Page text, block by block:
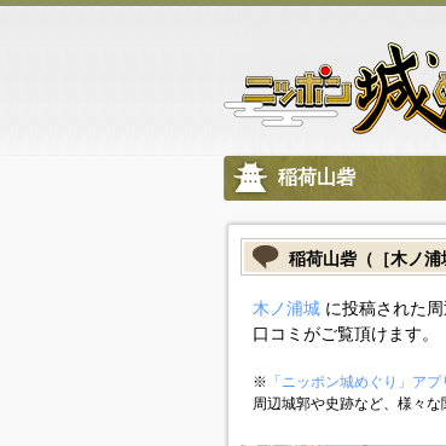
稲荷山砦
稲荷山砦（［木ノ浦
木ノ浦城に投稿された周
口コミがご覧頂けます。
※ 「ニッポン城めぐり」アプ
周辺城郭や史跡など、様々な